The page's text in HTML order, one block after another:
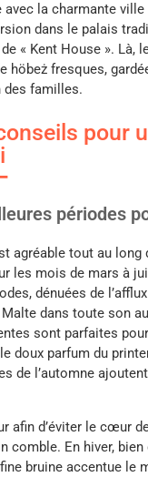
la charmante ville
dans le palais
« Kent House ». Là,
höbeż fresques,
des familles.
pour
périodes
agréable tout au long
les mois de mars à
dénuées de
dans toute son
sont parfaites
doux parfum du
de l’automne
afin d’éviter le cœur
comble. En hiver,
bruine accentue le